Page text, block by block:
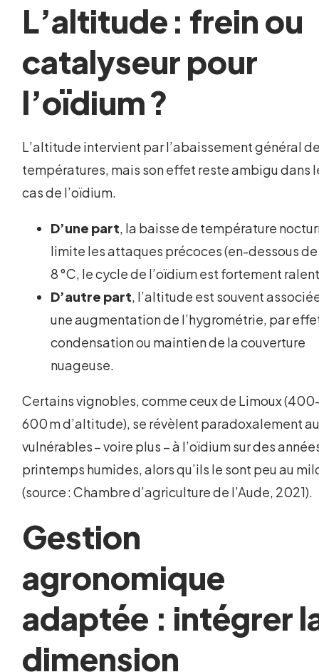
L’altitude : frein ou
catalyseur pour
l’oïdium ?
L’altitude intervient par l’abaissement général
températures, mais son effet reste ambigu dans
cas de l’oïdium.
D’une part, la baisse de température
limite les attaques précoces (en-dessous de
8 °C, le cycle de l’oïdium est fortement
D’autre part, l’altitude est souvent
une augmentation de l’hygrométrie, par
condensation ou maintien de la couverture
nuageuse.
Certains vignobles, comme ceux de Limoux
600 m d’altitude), se révèlent paradoxalement
vulnérables – voire plus – à l’oïdium sur des
printemps humides, alors qu’ils le sont peu au
(source : Chambre d’agriculture de l’Aude, 2021).
Gestion
agronomique
adaptée : intégrer
dimension